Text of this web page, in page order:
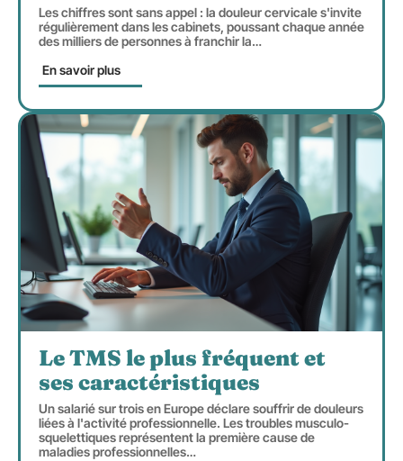
Les chiffres sont sans appel : la douleur cervicale s'invite
régulièrement dans les cabinets, poussant chaque année
des milliers de personnes à franchir la…
En savoir plus
Le TMS le plus fréquent et
ses caractéristiques
Un salarié sur trois en Europe déclare souffrir de douleurs
liées à l'activité professionnelle. Les troubles musculo-
squelettiques représentent la première cause de
maladies professionnelles…